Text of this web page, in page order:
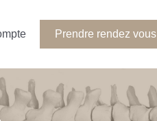
Prendre rendez vous